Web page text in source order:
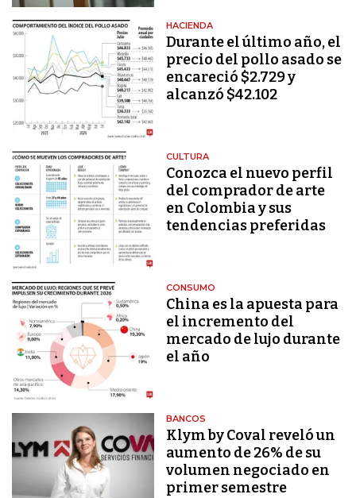
HACIENDA
Durante el último año, el
precio del pollo asado se
encareció $2.729 y
alcanzó $42.102
CULTURA
Conozca el nuevo perfil
del comprador de arte
en Colombia y sus
tendencias preferidas
CONSUMO
China es la apuesta para
el incremento del
mercado de lujo durante
el año
BANCOS
Klym by Coval reveló un
aumento de 26% de su
volumen negociado en
primer semestre